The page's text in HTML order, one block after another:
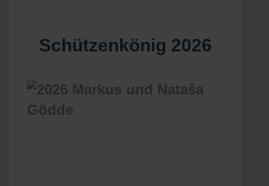
Schützenkönig 2026